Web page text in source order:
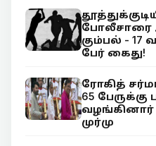
போலீசாரை
கும்பல் - 17
பேர் கைது!
ரோகித்
65
வழங்கினார்
முர்மு